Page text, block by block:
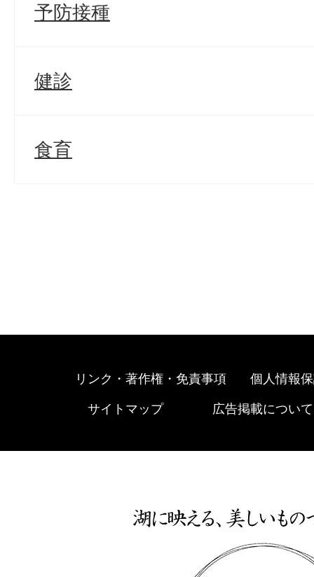
予防接種
健診
食育
リンク・著作権・免責事項 個人情報
サイトマップ 広告掲載について